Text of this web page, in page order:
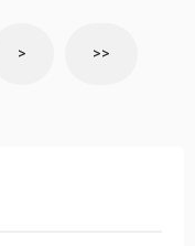
> >>